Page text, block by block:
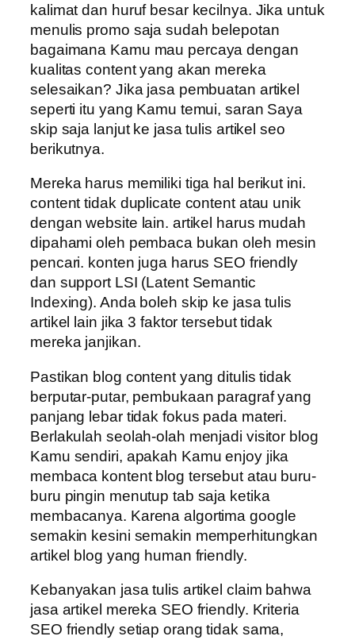
kalimat dan huruf besar kecilnya. Jika untuk
menulis promo saja sudah belepotan
bagaimana Kamu mau percaya dengan
kualitas content yang akan mereka
selesaikan? Jika jasa pembuatan artikel
seperti itu yang Kamu temui, saran Saya
skip saja lanjut ke jasa tulis artikel seo
berikutnya.
Mereka harus memiliki tiga hal berikut ini.
content tidak duplicate content atau unik
dengan website lain. artikel harus mudah
dipahami oleh pembaca bukan oleh mesin
pencari. konten juga harus SEO friendly
dan support LSI (Latent Semantic
Indexing). Anda boleh skip ke jasa tulis
artikel lain jika 3 faktor tersebut tidak
mereka janjikan.
Pastikan blog content yang ditulis tidak
berputar-putar, pembukaan paragraf yang
panjang lebar tidak fokus pada materi.
Berlakulah seolah-olah menjadi visitor blog
Kamu sendiri, apakah Kamu enjoy jika
membaca kontent blog tersebut atau buru-
buru pingin menutup tab saja ketika
membacanya. Karena algortima google
semakin kesini semakin memperhitungkan
artikel blog yang human friendly.
Kebanyakan jasa tulis artikel claim bahwa
jasa artikel mereka SEO friendly. Kriteria
SEO friendly setiap orang tidak sama,